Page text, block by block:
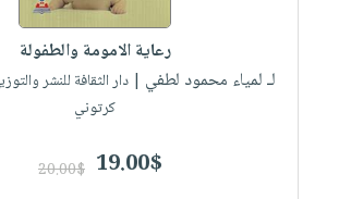
رعاية الامومة والطفولة
لـ لمياء محمود لطفي | دار الثقافة للنشر
كرتوني
19.00$
20.00$